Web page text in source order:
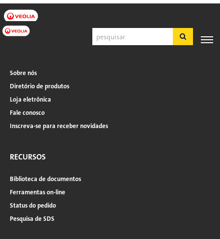
Pesquisar
Navegação
principal
ESPECIALIZAÇÃO
Português
SDS
Inscreva-se
Fazer login
Fale conosco
Sobre nós
Diretório de produtos
Loja eletrônica
Fale conosco
Inscreva-se para receber novidades
RECURSOS
Biblioteca de documentos
Ferramentas on-line
Status do pedido
Pesquisa de SDS